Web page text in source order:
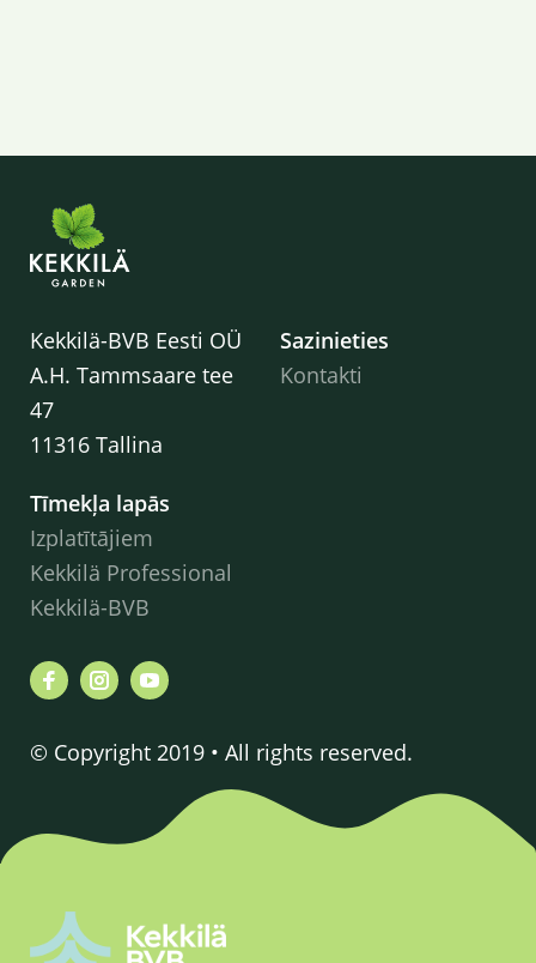
Kekkilä-BVB Eesti OÜ
A.H. Tammsaare tee
47
11316 Tallina
Sazinieties
Kontakti
Tīmekļa lapās
Izplatītājiem
Kekkilä Professional
Kekkilä-BVB
© Copyright 2019 • All rights reserved.